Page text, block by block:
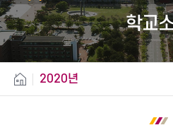
학교
2020년